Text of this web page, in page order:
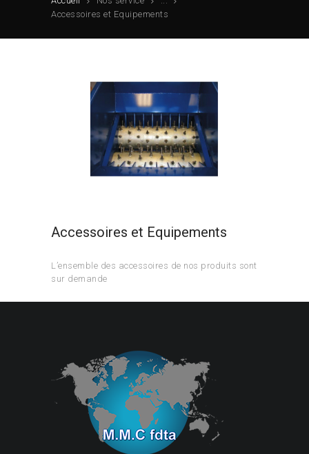
Accessoires et Equipements
Accessoires et Equipements
L’ensemble des accessoires de nos produits sont
sur demande